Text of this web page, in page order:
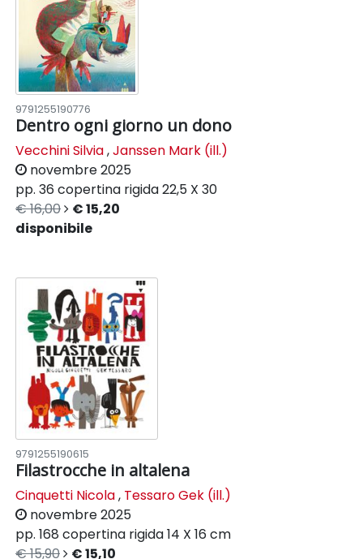
9791255190776
Dentro ogni giorno un dono
Vecchini Silvia,Janssen Mark (ill.)
novembre 2025
pp. 36 copertina rigida22,5 X 30
€ 16,00
€ 15,20
disponibile
9791255190615
Filastrocche in altalena
Cinquetti Nicola, Tessaro Gek (ill.)
novembre 2025
pp. 168 copertina rigida14 X 16 cm
€ 15,90
€ 15,10